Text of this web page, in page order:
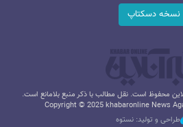
نسخه دسکتاپ
محفوظ است. نقل مطالب با ذکر منبع بلامانع است.
Copyright © 2025 khabaronline News
طراحی و تولید: نستوه